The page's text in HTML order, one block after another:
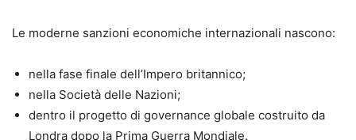
Le moderne sanzioni economiche internazionali nascono:
nella fase finale dell’Impero britannico;
nella Società delle Nazioni;
dentro il progetto di governance globale costruito da
Londra dopo la Prima Guerra Mondiale.